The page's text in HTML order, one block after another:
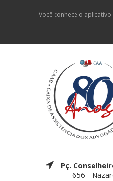
Você conhece o aplicativo
Pç.
656 -